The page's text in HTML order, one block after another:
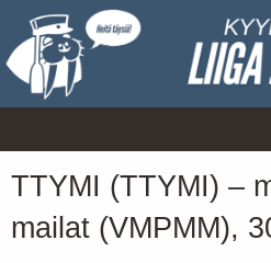
TTYMI (TTYMI) –
mailat (VMPMM),